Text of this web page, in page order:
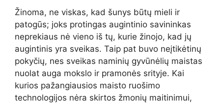
Žinoma, ne viskas, kad šunys būtų mieli ir
patogūs; joks protingas augintinio savininkas
neprekiaus nė vieno iš tų, kurie žinojo, kad jų
augintinis yra sveikas. Taip pat buvo neįtikėtinų
pokyčių, nes sveikas naminių gyvūnėlių maistas
nuolat auga mokslo ir pramonės srityje. Kai
kurios pažangiausios maisto ruošimo
technologijos nėra skirtos žmonių maitinimui,